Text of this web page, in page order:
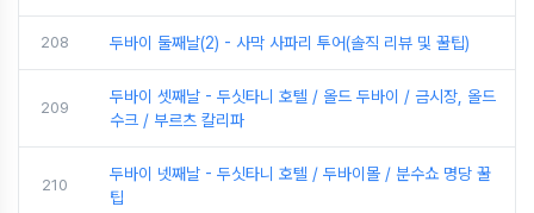
208 두바이 둘째날(2) - 사막 사파리 투어(솔직 리뷰 및 꿀팁)
209
두바이 셋째날 - 두싯타니 호텔 / 올드 두바이 / 금시장, 올드
수크 / 부르츠 칼리파
210
두바이 넷째날 - 두싯타니 호텔 / 두바이몰 / 분수쇼 명당 꿀
팁